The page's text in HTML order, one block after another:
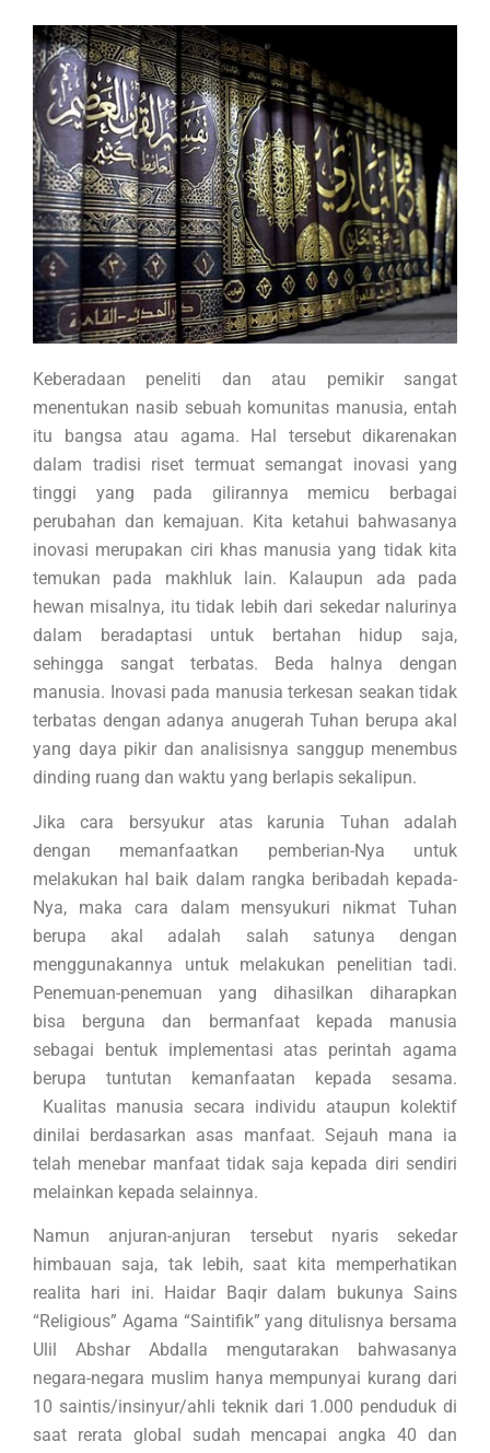
Keberadaan peneliti dan atau pemikir sangat
menentukan nasib sebuah komunitas manusia, entah
itu bangsa atau agama. Hal tersebut dikarenakan
dalam tradisi riset termuat semangat inovasi yang
tinggi yang pada gilirannya memicu berbagai
perubahan dan kemajuan. Kita ketahui bahwasanya
inovasi merupakan ciri khas manusia yang tidak kita
temukan pada makhluk lain. Kalaupun ada pada
hewan misalnya, itu tidak lebih dari sekedar nalurinya
dalam beradaptasi untuk bertahan hidup saja,
sehingga sangat terbatas. Beda halnya dengan
manusia. Inovasi pada manusia terkesan seakan tidak
terbatas dengan adanya anugerah Tuhan berupa akal
yang daya pikir dan analisisnya sanggup menembus
dinding ruang dan waktu yang berlapis sekalipun.
Jika cara bersyukur atas karunia Tuhan adalah
dengan memanfaatkan pemberian-Nya untuk
melakukan hal baik dalam rangka beribadah kepada-
Nya, maka cara dalam mensyukuri nikmat Tuhan
berupa akal adalah salah satunya dengan
menggunakannya untuk melakukan penelitian tadi.
Penemuan-penemuan yang dihasilkan diharapkan
bisa berguna dan bermanfaat kepada manusia
sebagai bentuk implementasi atas perintah agama
berupa tuntutan kemanfaatan kepada sesama.
Kualitas manusia secara individu ataupun kolektif
dinilai berdasarkan asas manfaat. Sejauh mana ia
telah menebar manfaat tidak saja kepada diri sendiri
melainkan kepada selainnya.
Namun anjuran-anjuran tersebut nyaris sekedar
himbauan saja, tak lebih, saat kita memperhatikan
realita hari ini. Haidar Baqir dalam bukunya Sains
“Religious” Agama “Saintifik” yang ditulisnya bersama
Ulil Abshar Abdalla mengutarakan bahwasanya
negara-negara muslim hanya mempunyai kurang dari
10 saintis/insinyur/ahli teknik dari 1.000 penduduk di
saat rerata global sudah mencapai angka 40 dan